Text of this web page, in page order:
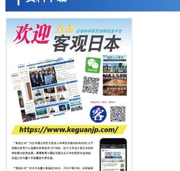
科学研究
产总研无需石油利用松脂制备石墨前驱体，可作
科学研究
东京大学和海上保安厅等发现南海海槽沿线板块
差异
政策
日本第2次医疗研究开发调整费，根据一线实际
日元
科学研究
千叶大学鉴定出导致难治性疾病“肺高血压症”恶
会引发血管结构恶化
科学研究
京都大学高效生成光的构成单元“光子”，可应用
日本科学未来馆 科学交
流员
小岩井忠道 泷川 进